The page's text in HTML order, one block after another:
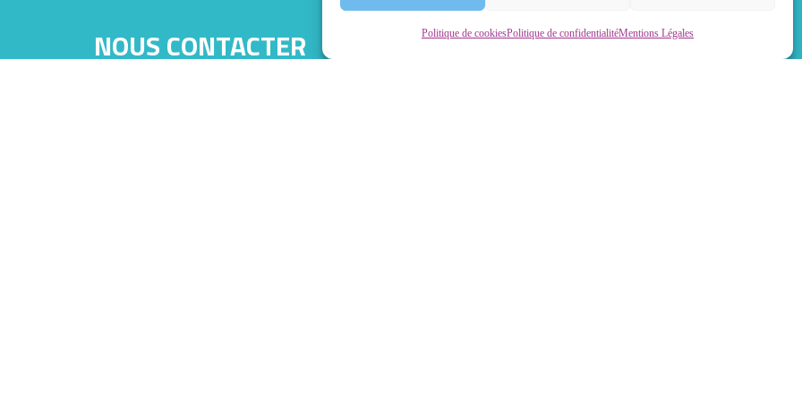
Politique de cookiesPolitique de confidentialitéMentions Légales
NOUS CONTACTER